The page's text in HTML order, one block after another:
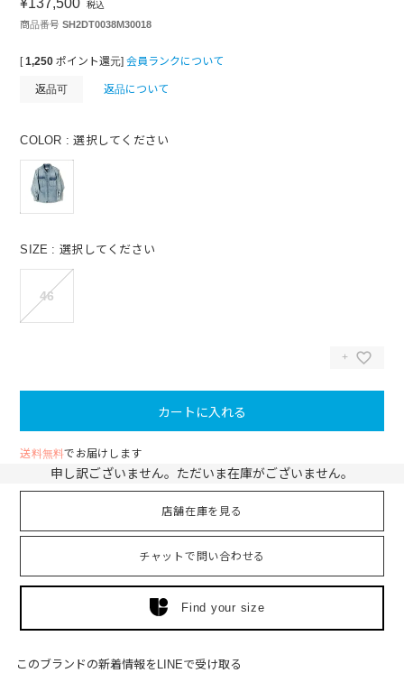
税込
商品番号 SH2DT0038M30018
[ 1,250 ポイント還元] 会員ランクについて
返品可 返品について
COLOR 選択してください
SIZE 選択してください
46
カートに入れる
送料無料でお届けします
申し訳ございません。ただいま在庫がございません。
店舗在庫を見る
チャットで問い合わせる
Find your size
このブランドの新着情報をLINEで受け取る